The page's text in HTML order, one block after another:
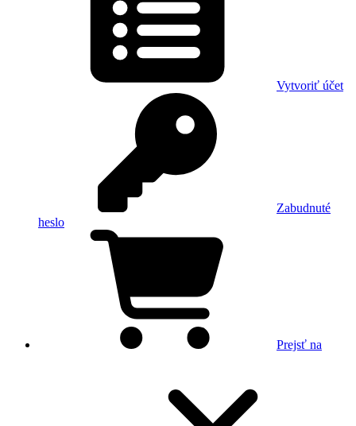
Vytvoriť účet
Zabudnuté
heslo
Prejsť na